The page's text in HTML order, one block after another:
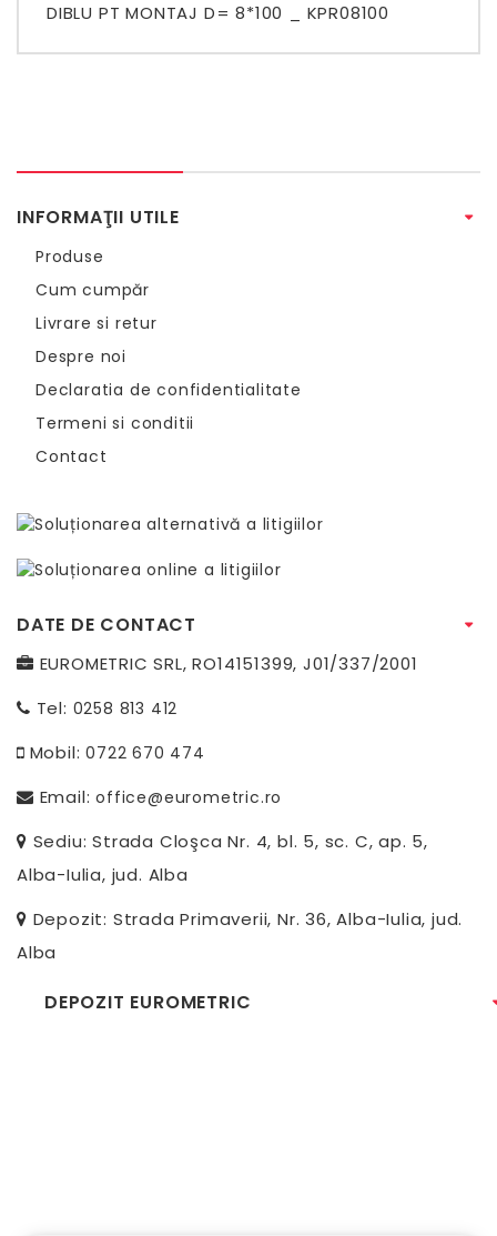
DIBLU PT MONTAJ D= 8*100 _ KPR08100
INFORMAŢII UTILE
Produse
Cum cumpăr
Livrare si retur
Despre noi
Declaratia de confidentialitate
Termeni si conditii
Contact
DATE DE CONTACT
EUROMETRIC SRL, RO14151399, J01/337/2001
Tel: 0258 813 412
Mobil:0722 670 474
Email:office@eurometric.ro
Sediu: Strada Cloşca Nr. 4, bl. 5, sc. C, ap. 5,
Alba-Iulia, jud. Alba
Depozit: Strada Primaverii, Nr. 36, Alba-Iulia, jud.
Alba
DEPOZIT EUROMETRIC